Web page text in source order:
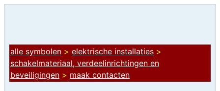
alle symbolen > elektrische installaties >
schakelmateriaal, verdeelinrichtingen en
beveiligingen > maak contacten